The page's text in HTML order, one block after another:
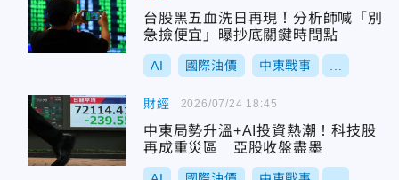
台股黑五血洗日再現！分析師喊「別
急撿便宜」曝抄底關鍵時間點
AI 國際油價 中東戰事
財經
中東局勢升溫+AI投資熱潮！科技股
再成重災區 亞股收盤盡墨
2026/07/24 18:45